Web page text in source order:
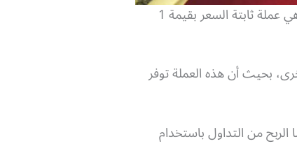
عملة تيثر (Tether) أو كما يرمز لها بـ USDT هي عملة من العملات الثابتة أو المستقرة (Stable Coins)، وهي عملة ثابتة السعر بقيمة 1
بحيث أن هذه العملة توفر
من التداول باستخدام